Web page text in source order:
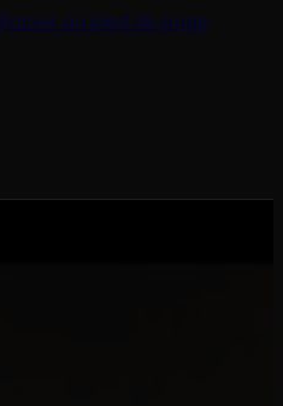
Passer au pied de page